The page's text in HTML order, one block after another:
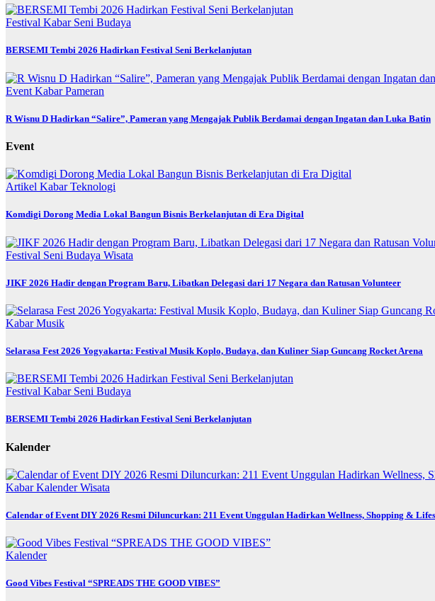
Festival Kabar Seni Budaya
BERSEMI Tembi 2026 Hadirkan Festival Seni Berkelanjutan
Event KabarPameran
R Wisnu D Hadirkan “Salire”, Pameran yang Mengajak Publik Berdamai dengan Ingatan dan Luka Batin
Event
Artikel KabarTeknologi
Komdigi Dorong Media Lokal Bangun Bisnis Berkelanjutan di Era Digital
Festival Seni Budaya Wisata
JIKF 2026 Hadir dengan Program Baru, Libatkan Delegasi dari 17 Negara dan Ratusan Volunteer
KabarMusik
Selarasa Fest 2026 Yogyakarta: Festival Musik Koplo, Budaya, dan Kuliner Siap Guncang Rocket Arena
Festival Kabar Seni Budaya
BERSEMI Tembi 2026 Hadirkan Festival Seni Berkelanjutan
Kalender
KabarKalenderWisata
Calendar of Event DIY 2026 Resmi Diluncurkan: 211 Event Unggulan Hadirkan Wellness, Shopping &
Kalender
Good Vibes Festival “SPREADS THE GOOD VIBES”